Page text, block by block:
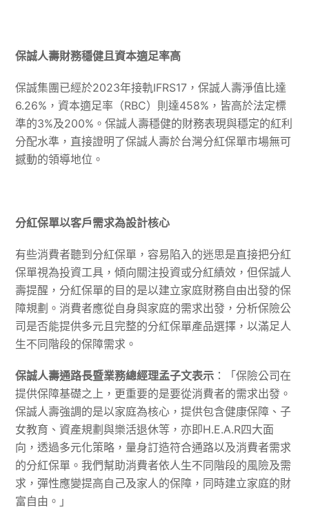
保誠人壽財務穩健且資本適足率高
保誠集團已經於2023年接軌IFRS17，保誠人壽淨值比達
6.26%，資本適足率（RBC）則達458%，皆高於法定標
準的3%及200%。保誠人壽穩健的財務表現與穩定的紅利
分配水準，直接證明了保誠人壽於台灣分紅保單市場無可
撼動的領導地位。
分紅保單以客戶需求為設計核心
有些消費者聽到分紅保單，容易陷入的迷思是直接把分紅
保單視為投資工具，傾向關注投資或分紅績效，但保誠人
壽提醒，分紅保單的目的是以建立家庭財務自由出發的保
障規劃。消費者應從自身與家庭的需求出發，分析保險公
司是否能提供多元且完整的分紅保單產品選擇，以滿足人
生不同階段的保障需求。
保誠人壽通路長暨業務總經理孟子文表示 ：「保險公司在
提供保障基礎之上，更重要的是要從消費者的需求出發。
保誠人壽強調的是以家庭為核心，提供包含健康保障、子
女教育、資產規劃與樂活退休等，亦即H.E.A.R四大面
向，透過多元化策略，量身訂造符合通路以及消費者需求
的分紅保單。我們幫助消費者依人生不同階段的風險及需
求，彈性應變提高自己及家人的保障，同時建立家庭的財
富自由。」